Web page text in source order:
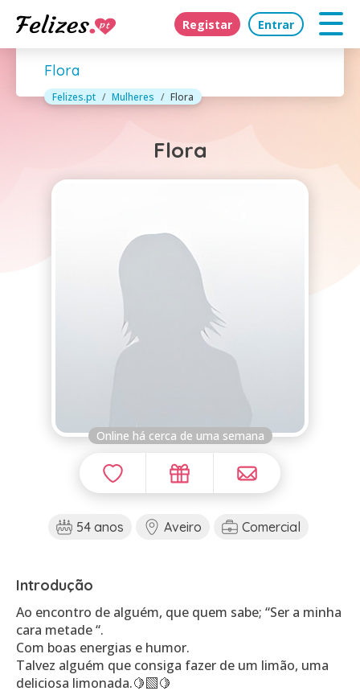
Registar Entrar
Flora
Felizes.pt Mulheres Flora
Flora
Online há cerca de uma semana
54 anos Aveiro Comercial
Introdução
Ao encontro de alguém, que quem sabe; “Ser a minha
cara metade “.
Com boas energias e humor.
Talvez alguém que consiga fazer de um limão, uma
deliciosa limonada.🍋‍🟩🍋